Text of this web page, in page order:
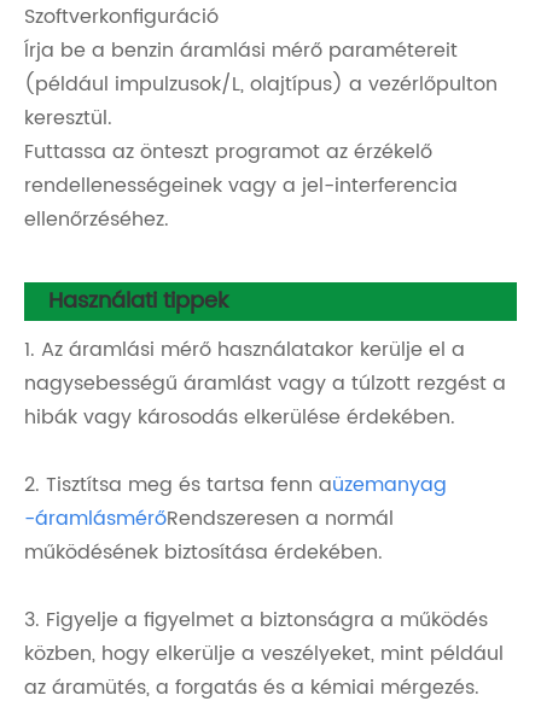
Szoftverkonfiguráció
Írja be a benzin áramlási mérő paramétereit
(például impulzusok/L, olajtípus) a vezérlőpulton
keresztül.
Futtassa az önteszt programot az érzékelő
rendellenességeinek vagy a jel-interferencia
ellenőrzéséhez.
Használati tippek
1. Az áramlási mérő használatakor kerülje el a
nagysebességű áramlást vagy a túlzott rezgést a
hibák vagy károsodás elkerülése érdekében.
2. Tisztítsa meg és tartsa fenn aüzemanyag
-áramlásmérőRendszeresen a normál
működésének biztosítása érdekében.
3. Figyelje a figyelmet a biztonságra a működés
közben, hogy elkerülje a veszélyeket, mint például
az áramütés, a forgatás és a kémiai mérgezés.